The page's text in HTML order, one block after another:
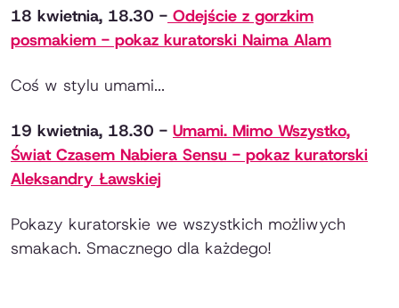
18 kwietnia, 18.30 - Odejście z gorzkim
posmakiem - pokaz kuratorski Naima Alam
Coś w stylu umami...
19 kwietnia, 18.30 - Umami. Mimo Wszystko,
Świat Czasem Nabiera Sensu - pokaz kuratorski
Aleksandry Ławskiej
Pokazy kuratorskie we wszystkich możliwych
smakach. Smacznego dla każdego!